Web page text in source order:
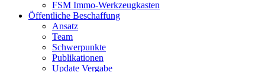
FSM Immo-Werkzeugkasten
Öffentliche Beschaffung
Ansatz
Team
Schwerpunkte
Publikationen
Update Vergabe